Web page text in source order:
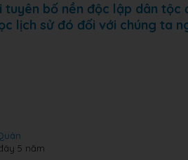
tuyên bố nền độc lập dân
lịch sử đó đối với chúng ta
5 năm